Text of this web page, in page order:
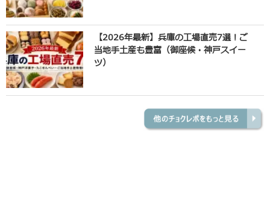
【2026年最新】兵庫の工場直売7選！ご
当地手土産も豊富（御座候・神戸スイー
ツ）